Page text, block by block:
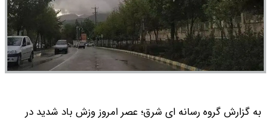
به گزارش گروه رسانه ای شرق؛ عصر امروز وزش باد شدید در